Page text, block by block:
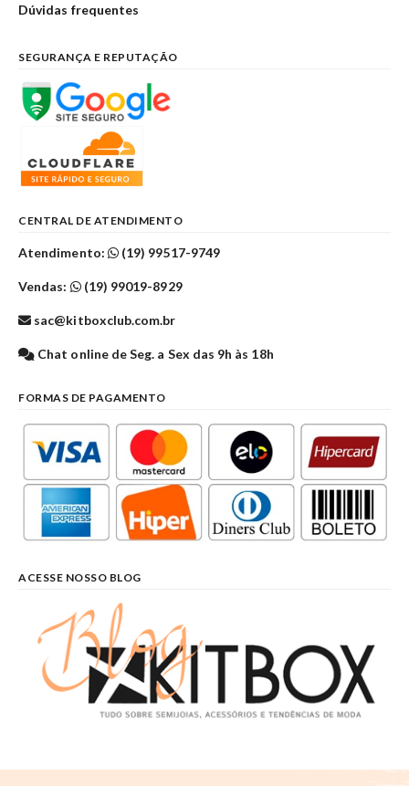
Dúvidas frequentes
SEGURANÇA E REPUTAÇÃO
CENTRAL DE ATENDIMENTO
Atendimento: (19) 99517-9749
Vendas: (19) 99019-8929
sac@kitboxclub.com.br
Chat online de Seg. a Sex das 9h às 18h
FORMAS DE PAGAMENTO
ACESSE NOSSO BLOG